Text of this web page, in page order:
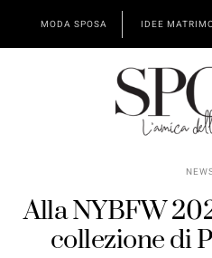
MODA SPOSA IDEE
Alla NYBFW
collezione di